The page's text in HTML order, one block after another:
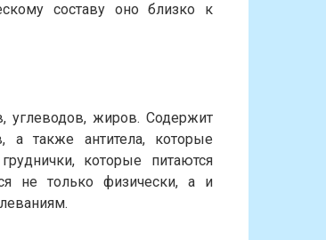
составу оно близко к
углеводов, жиров. Содержит
а также антитела, которые
которые питаются
не только физически, а и